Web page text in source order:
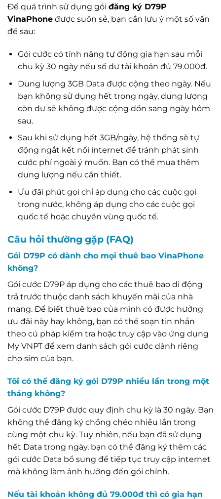
Để quá trình sử dụng gói đăng ký D79P
VinaPhone được suôn sẻ, bạn cần lưu ý một số vấn
đề sau:
Gói cước có tính năng tự động gia hạn sau mỗi
chu kỳ 30 ngày nếu số dư tài khoản đủ 79.000đ.
Dung lượng 3GB Data được cộng theo ngày. Nếu
bạn không sử dụng hết trong ngày, dung lượng
còn dư sẽ không được cộng dồn sang ngày hôm
sau.
Sau khi sử dụng hết 3GB/ngày, hệ thống sẽ tự
động ngắt kết nối internet để tránh phát sinh
cước phí ngoài ý muốn. Bạn có thể mua thêm
dung lượng nếu cần thiết.
Ưu đãi phút gọi chỉ áp dụng cho các cuộc gọi
trong nước, không áp dụng cho các cuộc gọi
quốc tế hoặc chuyển vùng quốc tế.
Câu hỏi thường gặp (FAQ)
Gói D79P có dành cho mọi thuê bao VinaPhone
không?
Gói cước D79P áp dụng cho các thuê bao di động
trả trước thuộc danh sách khuyến mãi của nhà
mạng. Để biết thuê bao của mình có được hưởng
ưu đãi này hay không, bạn có thể soạn tin nhắn
theo cú pháp kiểm tra hoặc truy cập vào ứng dụng
My VNPT để xem danh sách gói cước dành riêng
cho sim của bạn.
Tôi có thể đăng ký gói D79P nhiều lần trong một
tháng không?
Gói cước D79P được quy định chu kỳ là 30 ngày. Bạn
không thể đăng ký chồng chéo nhiều lần trong
cùng một chu kỳ. Tuy nhiên, nếu bạn đã sử dụng
hết Data trong ngày, bạn có thể đăng ký thêm các
gói cước Data bổ sung để tiếp tục truy cập internet
mà không làm ảnh hưởng đến gói chính.
Nếu tài khoản không đủ 79.000đ thì có gia hạn